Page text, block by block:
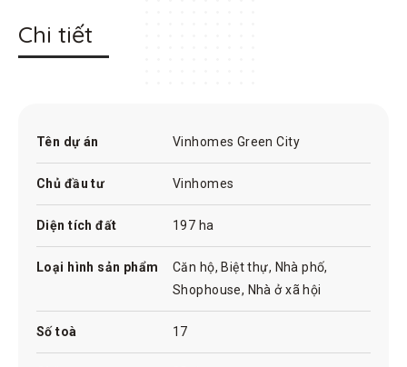
TỔNG QUAN DỰ ÁN VINHOMES
GREEN CITY
Vinhomes Green City
Địa chỉ dự án
Đường Quốc Lộ N2, Thị Trấn Hậu Nghĩa,
một phần Xã Đức Lập Thượng, một phần
Chi tiết
Tên dự án Vinhomes Green City
Chủ đầu tư Vinhomes
Diện tích đất 197 ha
Loại hình sản phẩm
Căn hộ, Biệt thự, Nhà phố,
Shophouse, Nhà ở xã hội
Số toà 17